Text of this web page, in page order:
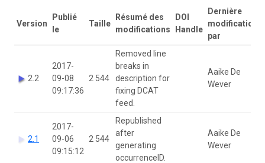
Version
Publié
le
Taille
Résumé des
modifications
DOI
Handle
Dernière
modification
par
2.2
2017-
09-08
09:17:36
2 544
Removed line
breaks in
description for
fixing DCAT
feed.
Aaike De
Wever
2.1
2017-
09-06
09:15:12
2 544
Republished
after
generating
occurrenceID.
Aaike De
Wever